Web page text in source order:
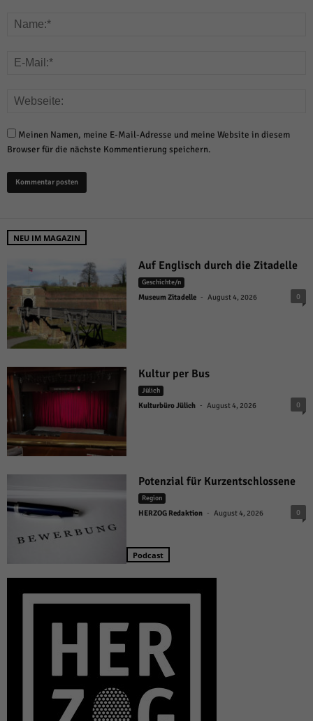
Meinen Namen, meine E-Mail-Adresse und meine Website in diesem
Browser für die nächste Kommentierung speichern.
NEU IM MAGAZIN
Auf Englisch durch die Zitadelle
Geschichte/n
Museum Zitadelle - August 4, 2026 0
Kultur per Bus
Jülich
Kulturbüro Jülich - August 4, 2026 0
Potenzial für Kurzentschlossene
Region
HERZOG Redaktion - August 4, 2026 0
Podcast